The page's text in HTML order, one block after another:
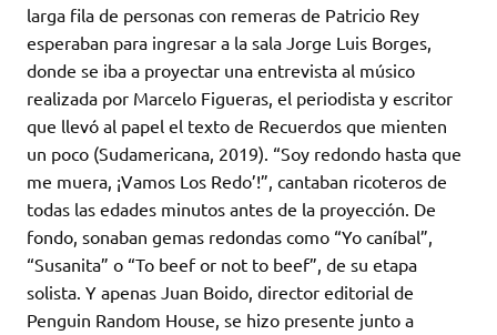
larga fila de personas con remeras de Patricio Rey
esperaban para ingresar a la sala Jorge Luis Borges,
donde se iba a proyectar una entrevista al músico
realizada por Marcelo Figueras, el periodista y escritor
que llevó al papel el texto de Recuerdos que mienten
un poco (Sudamericana, 2019). “Soy redondo hasta que
me muera, ¡Vamos Los Redo’!”, cantaban ricoteros de
todas las edades minutos antes de la proyección. De
fondo, sonaban gemas redondas como “Yo caníbal”,
“Susanita” o “To beef or not to beef”, de su etapa
solista. Y apenas Juan Boido, director editorial de
Penguin Random House, se hizo presente junto a